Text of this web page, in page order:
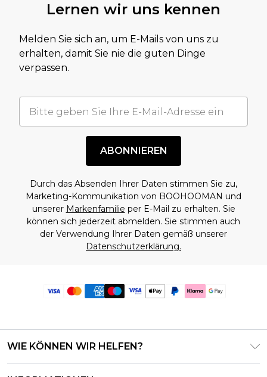
Lernen wir uns kennen
Melden Sie sich an, um E-Mails von uns zu
erhalten, damit Sie nie die guten Dinge
verpassen.
ABONNIEREN
Durch das Absenden Ihrer Daten stimmen Sie zu,
Marketing-Kommunikation von BOOHOOMAN und
unserer Markenfamilie per E-Mail zu erhalten. Sie
können sich jederzeit abmelden. Sie stimmen auch
der Verwendung Ihrer Daten gemäß unserer
Datenschutzerklärung.
WIE KÖNNEN WIR HELFEN?